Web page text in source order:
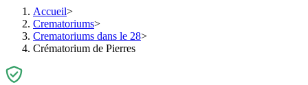
Accueil
Crematoriums
Crematoriums dans le 28
Crématorium de Pierres